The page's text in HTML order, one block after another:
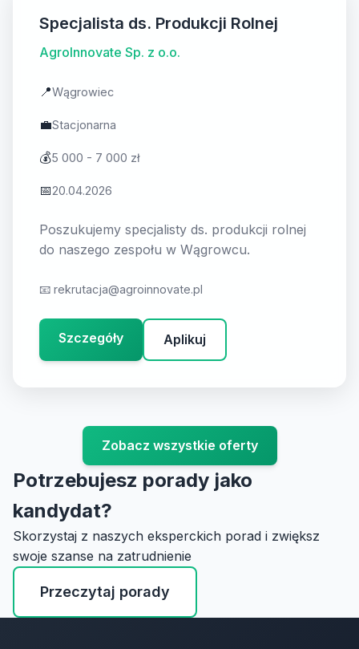
Specjalista ds. Produkcji Rolnej
AgroInnovate Sp. z o.o.
📍Wągrowiec
💼Stacjonarna
💰5 000 - 7 000 zł
📅20.04.2026
Poszukujemy specjalisty ds. produkcji rolnej
do naszego zespołu w Wągrowcu.
📧 rekrutacja@agroinnovate.pl
Szczegóły Aplikuj
Zobacz wszystkie oferty
Potrzebujesz porady jako
kandydat?
Skorzystaj z naszych eksperckich porad i zwiększ
swoje szanse na zatrudnienie
Przeczytaj porady